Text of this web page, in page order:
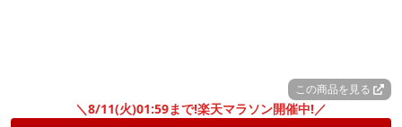
この商品を見る
＼8/11(火)01:59まで!楽天マラソン開催中!／